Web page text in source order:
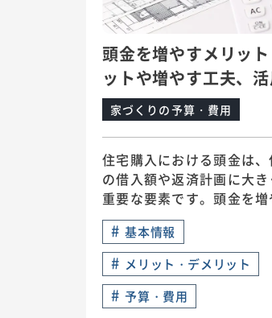
頭金を増やすメリッ
ットや増やす工夫、
家づくりの予算・費用
住宅購入における頭金は
の借入額や返済計画に大き
重要な要素です。頭金を
# 基本情報
# メリット・デメリット
# 予算・費用